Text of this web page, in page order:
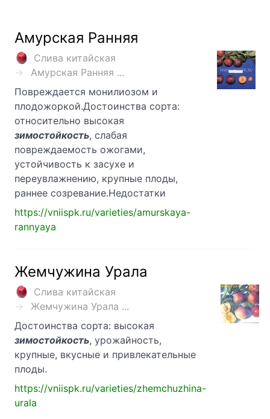
Амурская Ранняя
Слива китайская
Амурская Ранняя ...
Повреждается монилиозом и
плодожоркой.Достоинства сорта:
относительно высокая
зимостойкость, слабая
повреждаемость ожогами,
устойчивость к засухе и
переувлажнению, крупные плоды,
раннее созревание.Недостатки
https://vniispk.ru/varieties/amurskaya-
rannyaya
Жемчужина Урала
Слива китайская
Жемчужина Урала ...
Достоинства сорта: высокая
зимостойкость, урожайность,
крупные, вкусные и привлекательные
плоды.
https://vniispk.ru/varieties/zhemchuzhina-
urala